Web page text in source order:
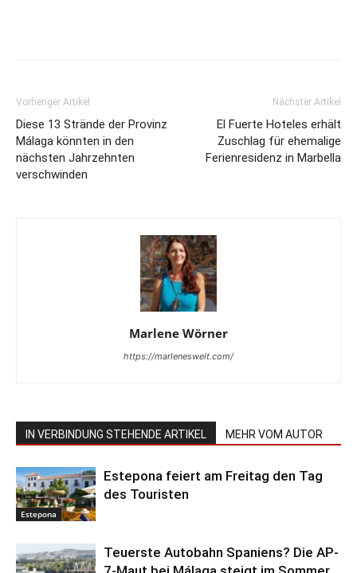
Vorheriger Artikel
Diese 13 Strände der Provinz
Málaga könnten in den
nächsten Jahrzehnten
verschwinden
Nächster Artikel
El Fuerte Hoteles erhält
Zuschlag für ehemalige
Ferienresidenz in Marbella
Marlene Wörner
https://marleneswelt.com/
IN VERBINDUNG STEHENDE ARTIKEL MEHR VOM AUTOR
Estepona
Estepona feiert am Freitag den Tag
des Touristen
Teuerste Autobahn Spaniens? Die AP-